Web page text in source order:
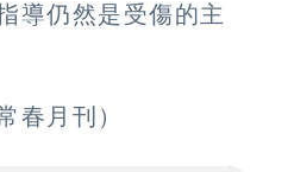
導仍然是受傷的主
春月刊）